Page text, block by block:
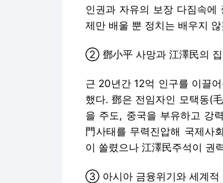
인권과 자유의 보장 다짐속
제만 배울 뿐 정치는 배우지
② 鄧小平 사망과 江澤民의 집
근 20년간 12억 인구를 이끌
했다. 鄧은 전임자인 모택동(
을 주도, 중국을 부유하고 강
門사태를 무력진압해 국제사
이 쏠렸으나 江澤民주석이 권
③ 아시아 금융위기와 세계적